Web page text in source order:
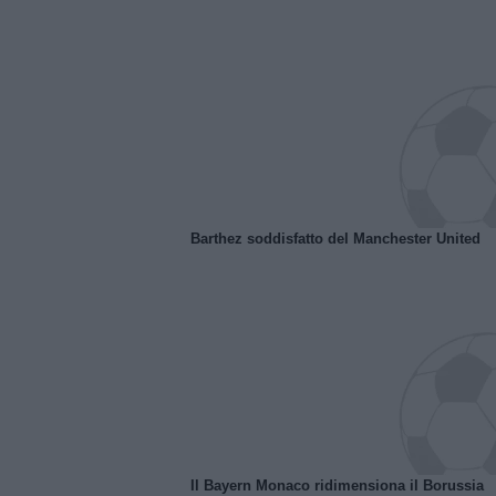
Barthez soddisfatto del Manchester United
Il Bayern Monaco ridimensiona il Borussia